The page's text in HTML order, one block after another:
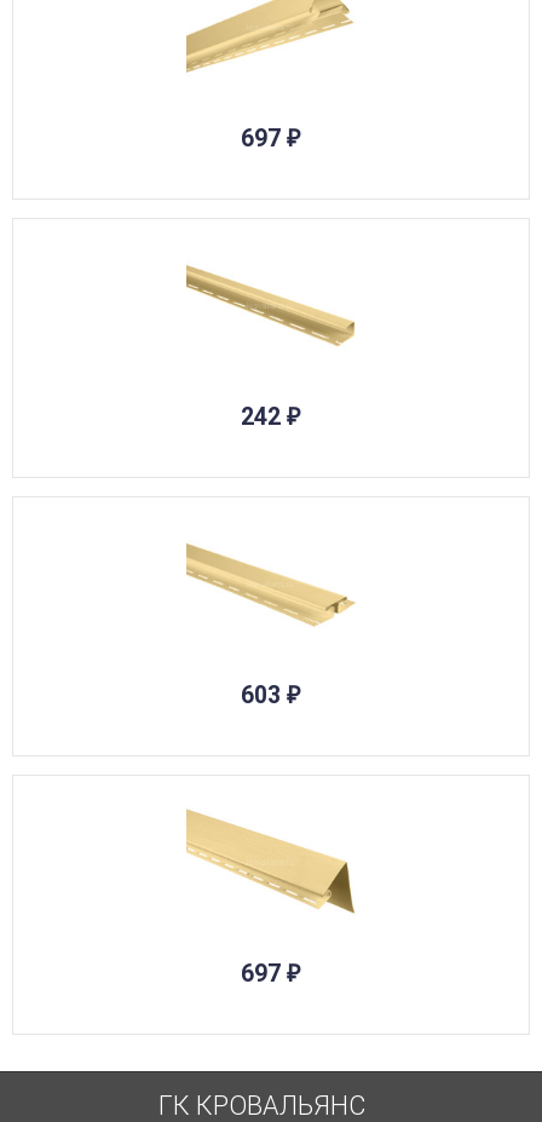
697 ₽
242 ₽
603 ₽
697 ₽
ГК КРОВАЛЬЯНС